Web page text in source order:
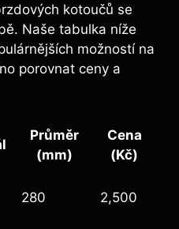
kotoučů se
Naše tabulka níže
možností na
porovnat ceny a
Průměr
(mm)
Cena
(Kč)
280 2,500